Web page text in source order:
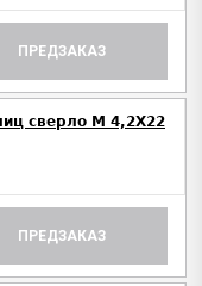
ПРЕДЗАКАЗ
сверло М 4,2Х22
ПРЕДЗАКАЗ